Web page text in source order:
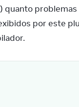
problemas
por este